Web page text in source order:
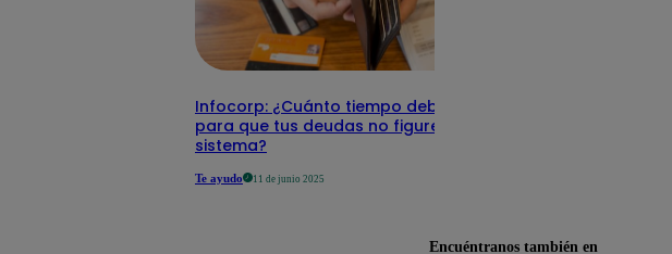
Infocorp: ¿Cuánto tiempo debe pasar
para que tus deudas no figuren en su
sistema?
Te ayudo 11 de junio 2025
Encuéntranos también en